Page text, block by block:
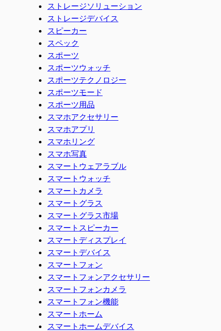
ストレージソリューション
ストレージデバイス
スピーカー
スペック
スポーツ
スポーツウォッチ
スポーツテクノロジー
スポーツモード
スポーツ用品
スマホアクセサリー
スマホアプリ
スマホリング
スマホ写真
スマートウェアラブル
スマートウォッチ
スマートカメラ
スマートグラス
スマートグラス市場
スマートスピーカー
スマートディスプレイ
スマートデバイス
スマートフォン
スマートフォンアクセサリー
スマートフォンカメラ
スマートフォン機能
スマートホーム
スマートホームデバイス